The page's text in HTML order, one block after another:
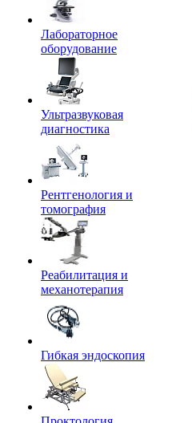
Лабораторное
оборудование
Ультразвуковая
диагностика
Рентгенология и
томография
Реабилитация и
механотерапия
Гибкая эндоскопия